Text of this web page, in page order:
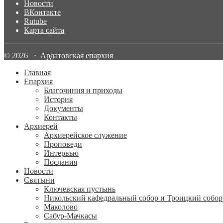
Новости
ВКонтакте
Rutube
Карта сайта
© 2026 · Ардатовская епархия
Главная
Епархия
Благочиния и приходы
История
Документы
Контакты
Архиерей
Архиерейское служение
Проповеди
Интервью
Послания
Новости
Святыни
Ключевская пустынь
Никольский кафедральный собор и Троицкий собор
Маколово
Сабур-Мачкасы